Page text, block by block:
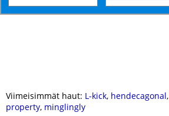
Viimeisimmät haut: L-kick, hendecagonal,
property, minglingly